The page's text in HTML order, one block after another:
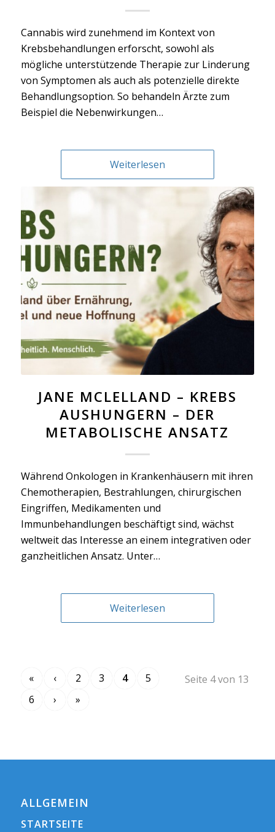
Cannabis wird zunehmend im Kontext von
Krebsbehandlungen erforscht, sowohl als
mögliche unterstützende Therapie zur Linderung
von Symptomen als auch als potenzielle direkte
Behandlungsoption. So behandeln Ärzte zum
Beispiel die Nebenwirkungen…
Weiterlesen
JANE MCLELLAND – KREBS
AUSHUNGERN – DER
METABOLISCHE ANSATZ
Während Onkologen in Krankenhäusern mit ihren
Chemotherapien, Bestrahlungen, chirurgischen
Eingriffen, Medikamenten und
Immunbehandlungen beschäftigt sind, wächst
weltweit das Interesse an einem integrativen oder
ganzheitlichen Ansatz. Unter…
Weiterlesen
Seite 4 von 13
« ‹ 2 3 4
5
6
› »
ALLGEMEIN
STARTSEITE